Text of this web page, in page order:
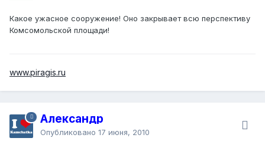
Какое ужасное сооружение! Оно закрывает всю перспективу
Комсомольской площади!
www.piragis.ru
Александр
Опубликовано 17 июня, 2010